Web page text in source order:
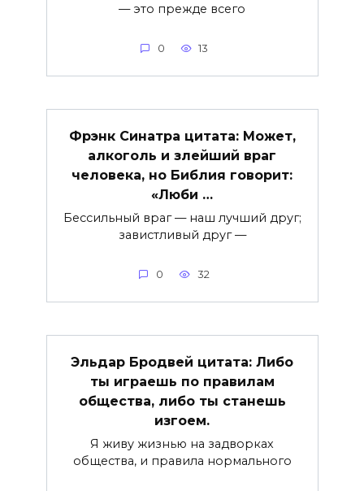
— это прежде всего
0 13
Фрэнк Синатра цитата: Может,
алкоголь и злейший враг
человека, но Библия говорит:
«Люби …
Бессильный враг — наш лучший друг;
завистливый друг —
0 32
Эльдар Бродвей цитата: Либо
ты играешь по правилам
общества, либо ты станешь
изгоем.
Я живу жизнью на задворках
общества, и правила нормального